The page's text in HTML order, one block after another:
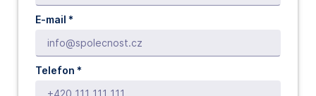
E-mail *
Telefon *